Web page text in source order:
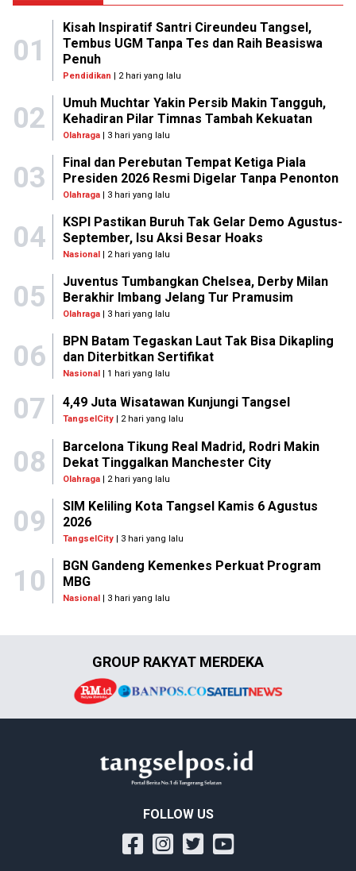
01
Kisah Inspiratif Santri Cireundeu Tangsel,
Tembus UGM Tanpa Tes dan Raih Beasiswa
Penuh
Pendidikan | 2 hari yang lalu
02
Umuh Muchtar Yakin Persib Makin Tangguh,
Kehadiran Pilar Timnas Tambah Kekuatan
Olahraga| 3 hari yang lalu
03
Final dan Perebutan Tempat Ketiga Piala
Presiden 2026 Resmi Digelar Tanpa Penonton
Olahraga| 3 hari yang lalu
04
KSPI Pastikan Buruh Tak Gelar Demo Agustus-
September, Isu Aksi Besar Hoaks
Nasional| 2 hari yang lalu
05
Juventus Tumbangkan Chelsea, Derby Milan
Berakhir Imbang Jelang Tur Pramusim
Olahraga| 3 hari yang lalu
06
BPN Batam Tegaskan Laut Tak Bisa Dikapling
dan Diterbitkan Sertifikat
Nasional| 1 hari yang lalu
07 4,49 Juta Wisatawan Kunjungi Tangsel
TangselCity | 2 hari yang lalu
08
Barcelona Tikung Real Madrid, Rodri Makin
Dekat Tinggalkan Manchester City
Olahraga| 2 hari yang lalu
09
SIM Keliling Kota Tangsel Kamis 6 Agustus
2026
TangselCity| 3 hari yang lalu
10
BGN Gandeng Kemenkes Perkuat Program
MBG
Nasional| 3 hari yang lalu
GROUP RAKYAT MERDEKA
FOLLOW US